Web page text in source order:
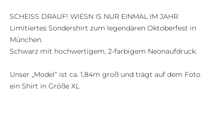
SCHEISS DRAUF! WIESN IS NUR EINMAL IM JAHR
Limitiertes Sondershirt zum legendären Oktoberfest in
München.
Schwarz mit hochwertigem, 2-farbigem Neonaufdruck.
Unser „Model“ ist ca. 1,84m groß und trägt auf dem Foto
ein Shirt in Größe XL